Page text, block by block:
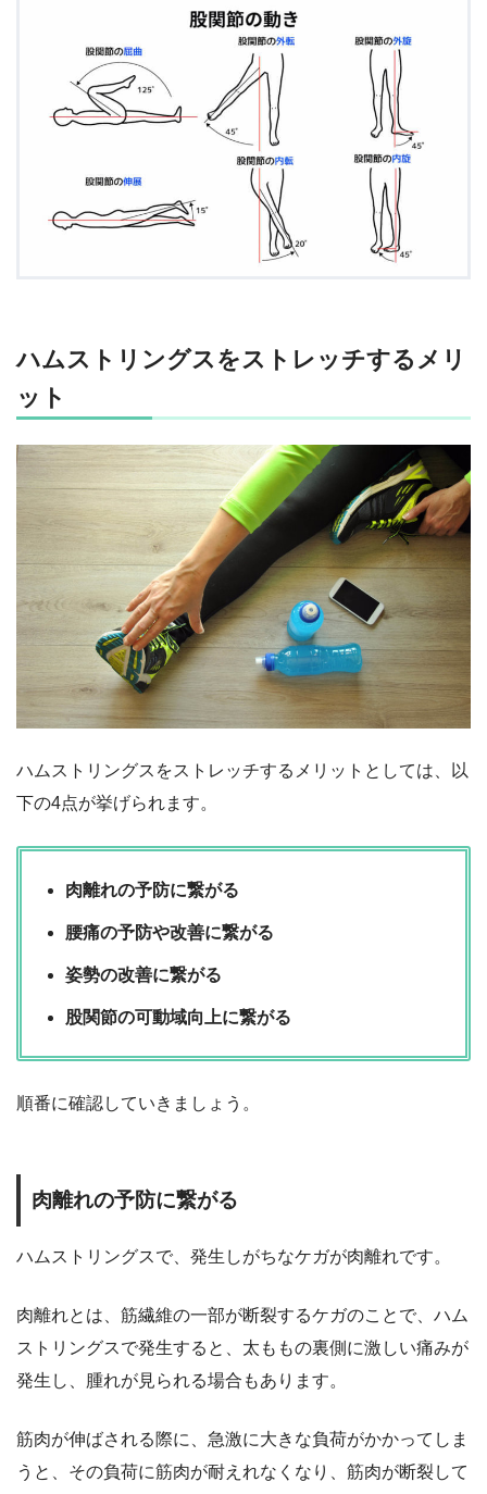
ハムストリングスをストレッチするメリ
ット
ハムストリングスをストレッチするメリットとしては、以
下の4点が挙げられます。
肉離れの予防に繋がる
腰痛の予防や改善に繋がる
姿勢の改善に繋がる
股関節の可動域向上に繋がる
順番に確認していきましょう。
肉離れの予防に繋がる
ハムストリングスで、発生しがちなケガが肉離れです。
肉離れとは、筋繊維の一部が断裂するケガのことで、ハム
ストリングスで発生すると、太ももの裏側に激しい痛みが
発生し、腫れが見られる場合もあります。
筋肉が伸ばされる際に、急激に大きな負荷がかかってしま
うと、その負荷に筋肉が耐えれなくなり、筋肉が断裂して